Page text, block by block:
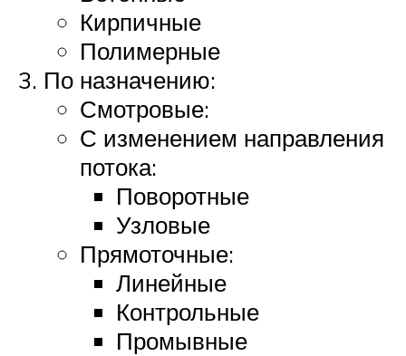
Кирпичные
Полимерные
По назначению:
Смотровые:
С изменением направления
потока:
Поворотные
Узловые
Прямоточные:
Линейные
Контрольные
Промывные